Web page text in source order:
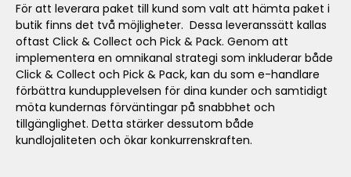
För att leverara paket till kund som valt att hämta paket i
butik finns det två möjligheter. Dessa leveranssätt kallas
oftast Click & Collect och Pick & Pack. Genom att
implementera en omnikanal strategi som inkluderar både
Click & Collect och Pick & Pack, kan du som e-handlare
förbättra kundupplevelsen för dina kunder och samtidigt
möta kundernas förväntingar på snabbhet och
tillgänglighet. Detta stärker dessutom både
kundlojaliteten och ökar konkurrenskraften.